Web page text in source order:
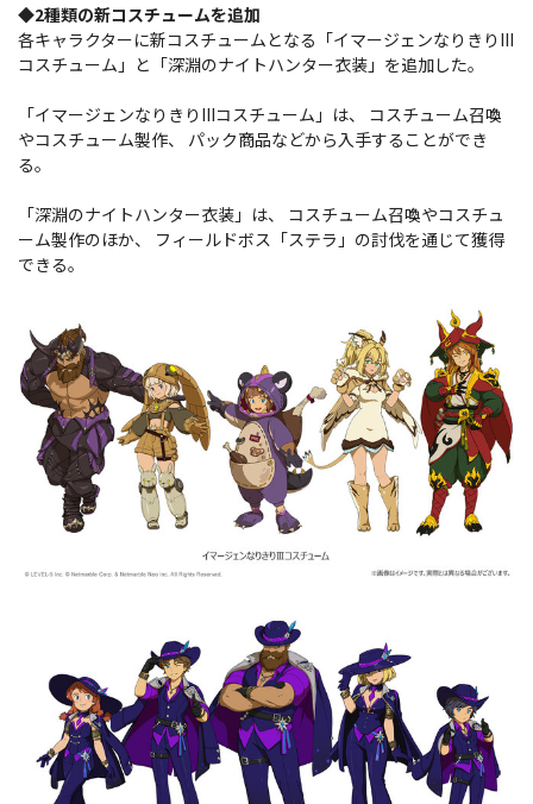
◆2種類の新コスチュームを追加
各キャラクターに新コスチュームとなる「イマージェンなりきりIII
コスチューム」と「深淵のナイトハンター衣装」を追加した。
「イマージェンなりきりIIIコスチューム」は、 コスチューム召喚
やコスチューム製作、 パック商品などから入手することができ
る。
「深淵のナイトハンター衣装」は、 コスチューム召喚やコスチュ
ーム製作のほか、 フィールドボス「ステラ」の討伐を通じて獲得
できる。